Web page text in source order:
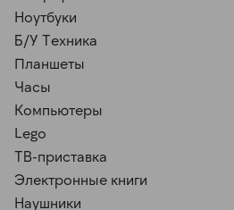
Ноутбуки
Б/У Техника
Планшеты
Часы
Компьютеры
Lego
ТВ-приставка
Электронные книги
Наушники